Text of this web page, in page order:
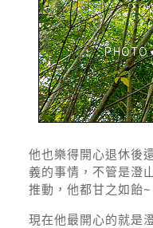
他也樂得開心退休後
義的事情，不管是澄
推動，他都甘之如飴~
現在他最開心的就是